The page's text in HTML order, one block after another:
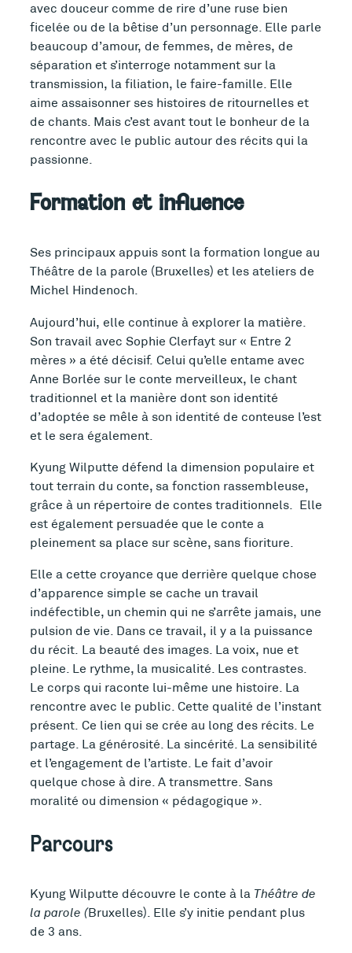
avec douceur comme de rire d’une ruse bien
ficelée ou de la bêtise d’un personnage. Elle parle
beaucoup d’amour, de femmes, de mères, de
séparation et s’interroge notamment sur la
transmission, la filiation, le faire-famille. Elle
aime assaisonner ses histoires de ritournelles et
de chants. Mais c’est avant tout le bonheur de la
rencontre avec le public autour des récits qui la
passionne.
Formation et influence
Ses principaux appuis sont la formation longue au
Théâtre de la parole (Bruxelles) et les ateliers de
Michel Hindenoch.
Aujourd’hui, elle continue à explorer la matière.
Son travail avec Sophie Clerfayt sur « Entre 2
mères » a été décisif. Celui qu’elle entame avec
Anne Borlée sur le conte merveilleux, le chant
traditionnel et la manière dont son identité
d’adoptée se mêle à son identité de conteuse l’est
et le sera également.
Kyung Wilputte défend la dimension populaire et
tout terrain du conte, sa fonction rassembleuse,
grâce à un répertoire de contes traditionnels. Elle
est également persuadée que le conte a
pleinement sa place sur scène, sans fioriture.
Elle a cette croyance que derrière quelque chose
d’apparence simple se cache un travail
indéfectible, un chemin qui ne s’arrête jamais, une
pulsion de vie. Dans ce travail, il y a la puissance
du récit. La beauté des images. La voix, nue et
pleine. Le rythme, la musicalité. Les contrastes.
Le corps qui raconte lui-même une histoire. La
rencontre avec le public. Cette qualité de l’instant
présent. Ce lien qui se crée au long des récits. Le
partage. La générosité. La sincérité. La sensibilité
et l’engagement de l’artiste. Le fait d’avoir
quelque chose à dire. A transmettre. Sans
moralité ou dimension « pédagogique ».
Parcours
Kyung Wilputte découvre le conte à la Théâtre de
la parole (Bruxelles). Elle s’y initie pendant plus
de 3 ans.